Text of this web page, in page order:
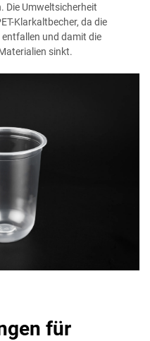
Die Umweltsicherheit
Klarkaltbecher, da die
und damit die
sinkt.
für